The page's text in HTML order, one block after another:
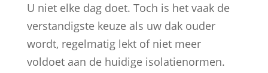
U niet elke dag doet. Toch is het vaak de
verstandigste keuze als uw dak ouder
wordt, regelmatig lekt of niet meer
voldoet aan de huidige isolatienormen.